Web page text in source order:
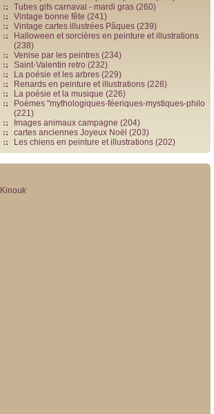
Tubes gifs carnaval - mardi gras (260)
Vintage bonne fête (241)
Vintage cartes illustrées Pâques (239)
Halloween et sorcières en peinture et illustrations
(238)
Venise par les peintres (234)
Saint-Valentin retro (232)
La poésie et les arbres (229)
Renards en peinture et illustrations (228)
La poésie et la musique (226)
Poèmes "mythologiques-féeriques-mystiques-philo
(221)
Images animaux campagne (204)
cartes anciennes Joyeux Noël (203)
Les chiens en peinture et illustrations (202)
Kinouk